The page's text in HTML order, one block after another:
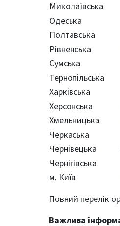
Миколаївська
Одеська
Полтавська
Рівненська
Сумська
Тернопільська
Харківська
Херсонська
Хмельницька
Черкаська
Чернівецька
Чернігівська
м. Київ
Повний перелік
Важлива